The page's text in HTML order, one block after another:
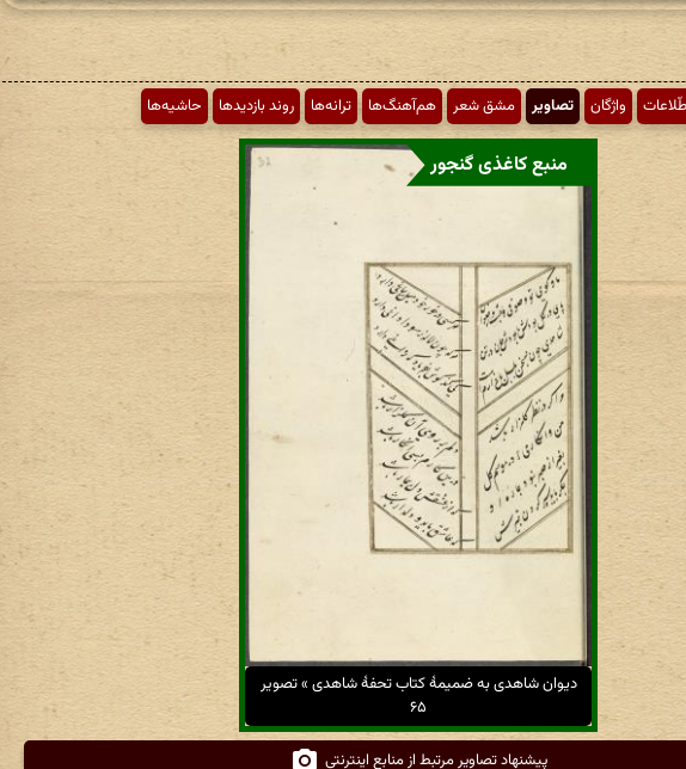
واژگان تصاویر مشق شعر هم‌آهنگ‌ها ترانه‌ها روند بازدیدها حاشیه‌ها
منبع کاغذی گنجور
دیوان شاهدی به ضمیمهٔ کتاب تحفهٔ شاهدی » تصویر
۶۵
پیشنهاد تصاویر مرتبط از منابع اینترنتی